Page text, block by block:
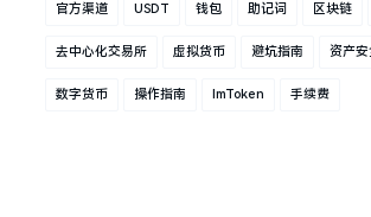
官方渠道 USDT 钱包 助记词 区块链
去中心化交易所 虚拟货币 避坑指南 资产安
数字货币 操作指南 ImToken 手续费